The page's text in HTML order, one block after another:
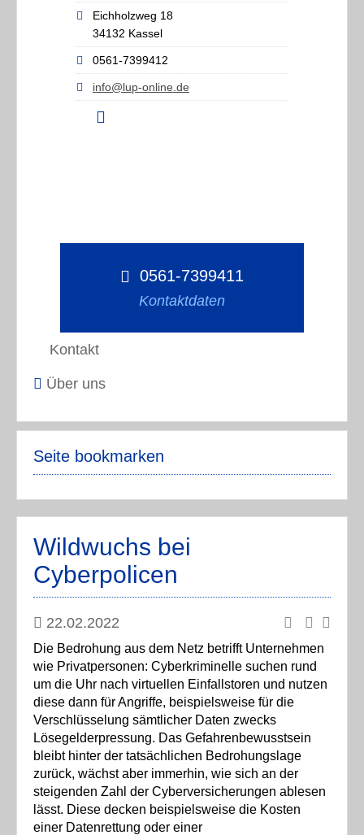
Eichholzweg 18
34132 Kassel
0561-7399412
info@lup-online.de
0561-7399411
Kontaktdaten
Kontakt
Über uns
Seite bookmarken
Wildwuchs bei
Cyberpolicen
22.02.2022
Die Bedrohung aus dem Netz betrifft Unternehmen
wie Privatpersonen: Cyberkriminelle suchen rund
um die Uhr nach virtuellen Einfallstoren und nutzen
diese dann für Angriffe, beispielsweise für die
Verschlüsselung sämtlicher Daten zwecks
Lösegelderpressung. Das Gefahrenbewusstsein
bleibt hinter der tatsächlichen Bedrohungslage
zurück, wächst aber immerhin, wie sich an der
steigenden Zahl der Cyberversicherungen ablesen
lässt. Diese decken beispielsweise die Kosten
einer Datenrettung oder einer